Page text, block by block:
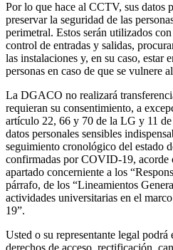
Por lo que hace al CCTV, sus datos
preservar la seguridad de las
perimetral. Estos serán utilizados
control de entradas y salidas,
las instalaciones y, en su caso, estar
personas en caso de que se vulnere
La DGACO no realizará
requieran su consentimiento, a
artículo 22, 66 y 70 de la LG y 11
datos personales sensibles
seguimiento cronológico del estado
confirmadas por COVID-19, acorde
apartado concerniente a los
párrafo, de los “Lineamientos
actividades universitarias en el
19”.
Usted o su representante legal podrá